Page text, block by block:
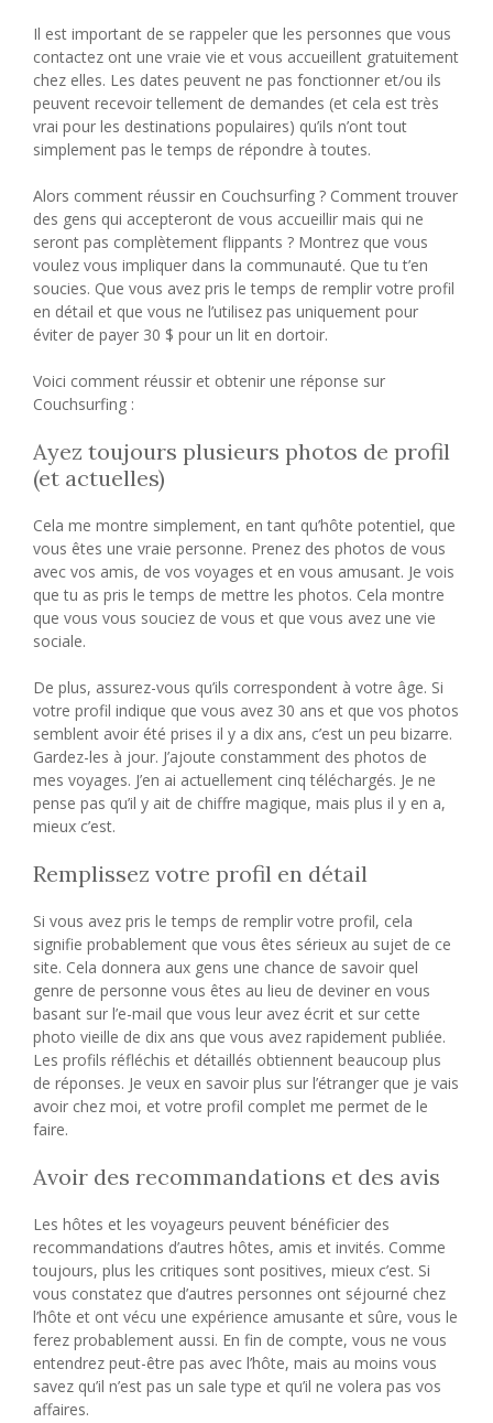
Il est important de se rappeler que les personnes que vous
contactez ont une vraie vie et vous accueillent gratuitement
chez elles. Les dates peuvent ne pas fonctionner et/ou ils
peuvent recevoir tellement de demandes (et cela est très
vrai pour les destinations populaires) qu’ils n’ont tout
simplement pas le temps de répondre à toutes.
Alors comment réussir en Couchsurfing ? Comment trouver
des gens qui accepteront de vous accueillir mais qui ne
seront pas complètement flippants ? Montrez que vous
voulez vous impliquer dans la communauté. Que tu t’en
soucies. Que vous avez pris le temps de remplir votre profil
en détail et que vous ne l’utilisez pas uniquement pour
éviter de payer 30 $ pour un lit en dortoir.
Voici comment réussir et obtenir une réponse sur
Couchsurfing :
Ayez toujours plusieurs photos de profil
(et actuelles)
Cela me montre simplement, en tant qu’hôte potentiel, que
vous êtes une vraie personne. Prenez des photos de vous
avec vos amis, de vos voyages et en vous amusant. Je vois
que tu as pris le temps de mettre les photos. Cela montre
que vous vous souciez de vous et que vous avez une vie
sociale.
De plus, assurez-vous qu’ils correspondent à votre âge. Si
votre profil indique que vous avez 30 ans et que vos photos
semblent avoir été prises il y a dix ans, c’est un peu bizarre.
Gardez-les à jour. J’ajoute constamment des photos de
mes voyages. J’en ai actuellement cinq téléchargés. Je ne
pense pas qu’il y ait de chiffre magique, mais plus il y en a,
mieux c’est.
Remplissez votre profil en détail
Si vous avez pris le temps de remplir votre profil, cela
signifie probablement que vous êtes sérieux au sujet de ce
site. Cela donnera aux gens une chance de savoir quel
genre de personne vous êtes au lieu de deviner en vous
basant sur l’e-mail que vous leur avez écrit et sur cette
photo vieille de dix ans que vous avez rapidement publiée.
Les profils réfléchis et détaillés obtiennent beaucoup plus
de réponses. Je veux en savoir plus sur l’étranger que je vais
avoir chez moi, et votre profil complet me permet de le
faire.
Avoir des recommandations et des avis
Les hôtes et les voyageurs peuvent bénéficier des
recommandations d’autres hôtes, amis et invités. Comme
toujours, plus les critiques sont positives, mieux c’est. Si
vous constatez que d’autres personnes ont séjourné chez
l’hôte et ont vécu une expérience amusante et sûre, vous le
ferez probablement aussi. En fin de compte, vous ne vous
entendrez peut-être pas avec l’hôte, mais au moins vous
savez qu’il n’est pas un sale type et qu’il ne volera pas vos
affaires.